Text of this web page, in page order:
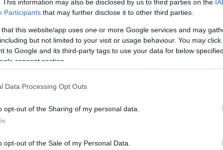
This information may also be disclosed by us to third parties on the
Participants that may further disclose it to other third parties.
that this website/app uses one or more Google services and may
but not limited to your visit or usage behaviour. You may
to Google and its third-party tags to use your data for below
consent section.
Data Processing Opt Outs
opt-out of the Sharing of my personal data.
opt-out of the Sale of my Personal Data.
után, milyen fontos a (jobboldali)
észrevenni, hogy
2006 óta megölt vagy inzultált francia
antiszemiták áldozata volt.
a fejüket továbbá attól a ténytől is, hogy
antiszemitizmus, ami gyakran az